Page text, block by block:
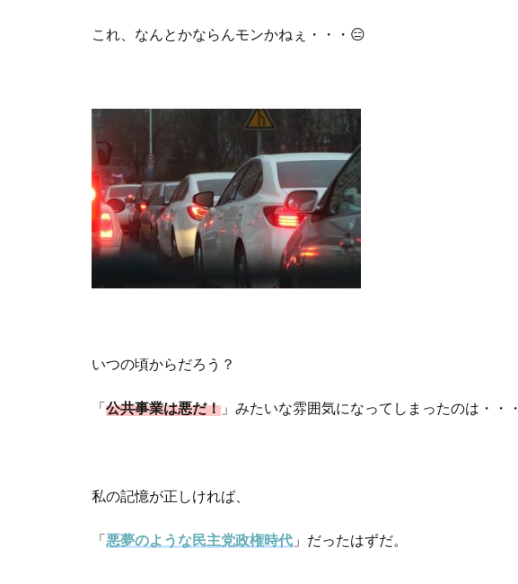
これ、なんとかならんモンかねぇ・・・😑
いつの頃からだろう？
「公共事業は悪だ！ 」みたいな雰囲気になってしまったのは・・・
私の記憶が正しければ、
「悪夢のような民主党政権時代 」だったはずだ。